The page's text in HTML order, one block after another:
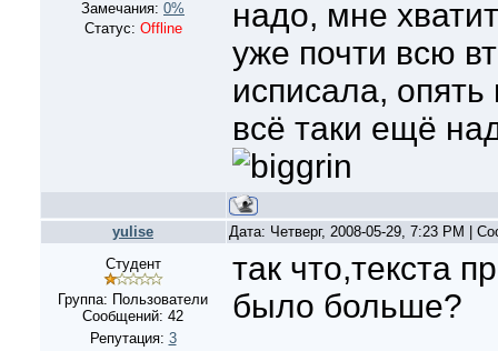
Замечания: 0%
Статус: Offline
надо, мне
уже почти всю
исписала,
всё таки ещё
yulise
Дата: Четверг, 2008-05-29, 7:23 PM |
Студент
Группа: Пользователи
Сообщений: 42
Репутация: 3
так что,текста
было больше?